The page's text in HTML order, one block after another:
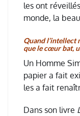
les ont
monde, la
Quand l’intellect
que le cœur bat,
Un Homme
papier a fait
les a fait
Dans son livre